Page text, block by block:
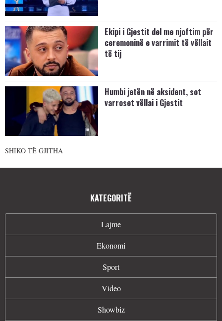
Ekipi i Gjestit del me njoftim për
ceremoninë e varrimit të vëllait
të tij
Humbi jetën në aksident, sot
varroset vëllai i Gjestit
SHIKO TË GJITHA
KATEGORITË
Lajme
Ekonomi
Sport
Video
Showbiz